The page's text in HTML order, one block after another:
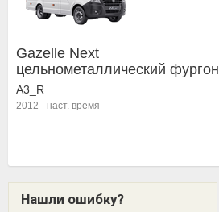
Gazelle Next
цельнометаллический фургон
A3_R
2012 - наст. время
Нашли ошибку?